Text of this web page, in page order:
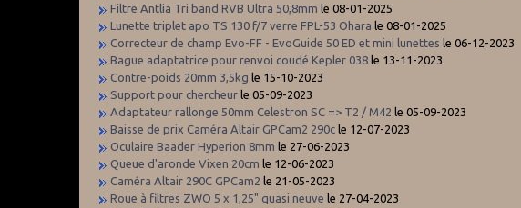
Filtre Antlia Tri band RVB Ultra 50,8mm le 08-01-2025
Lunette triplet apo TS 130 f/7 verre FPL-53 Ohara le 08-01-2025
Correcteur de champ Evo-FF - EvoGuide 50 ED et mini lunettes le 06-12-2023
Bague adaptatrice pour renvoi coudé Kepler 038 le 13-11-2023
Contre-poids 20mm 3,5kg le 15-10-2023
Support pour chercheur le 05-09-2023
Adaptateur rallonge 50mm Celestron SC => T2 / M42 le 05-09-2023
Baisse de prix Caméra Altair GPCam2 290c le 12-07-2023
Oculaire Baader Hyperion 8mm le 27-06-2023
Queue d'aronde Vixen 20cm le 12-06-2023
Caméra Altair 290C GPCam2 le 21-05-2023
Roue à filtres ZWO 5 x 1,25" quasi neuve le 27-04-2023